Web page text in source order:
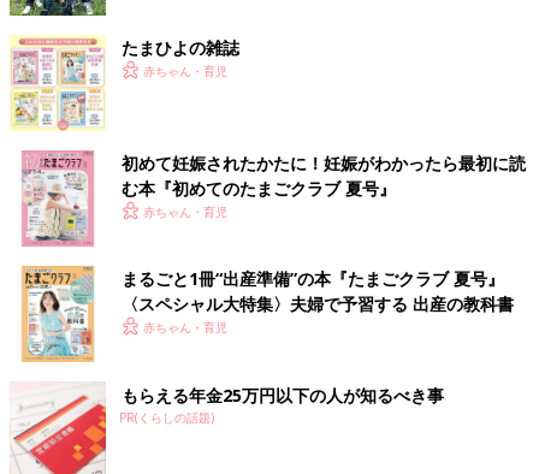
「洗ってしまえば問題なし！」
「洋服でだっておもらししたのをいただくことがあるのだから、
水着でも気にしません」
第３位の「6歳児までならOK」のボーダーとなる6歳は、
「小学生になったら必然的にスクール水着を購入することになる
ので、7歳以上におさがりは不要」
す。
ママも子どもも水着の準備はOKですか？
夏本番！ この夏は子どもと一緒に海＆プールで楽しんで♪
（文・井上裕紀子）
初めての家族旅行に！ 子連れで楽しめる
たまひよの雑誌
赤ちゃん・育児
初めて妊娠されたかたに！妊娠がわかったら最初に読
む本『初めてのたまごクラブ 夏号』
赤ちゃん・育児
まるごと1冊“出産準備”の本『たまごクラブ 夏号』
〈スペシャル大特集〉夫婦で予習する 出産の教科書
赤ちゃん・育児
もらえる年金25万円以下の人が知るべき事
PR(くらしの話題)